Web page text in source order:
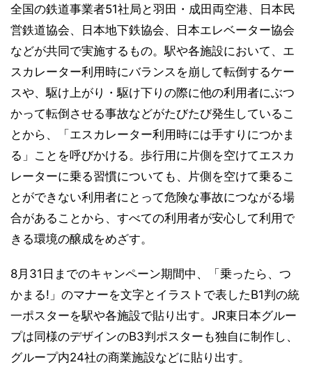
全国の鉄道事業者51社局と羽田・成田両空港、日本民
営鉄道協会、日本地下鉄協会、日本エレベーター協会
などが共同で実施するもの。駅や各施設において、エ
スカレーター利用時にバランスを崩して転倒するケー
スや、駆け上がり・駆け下りの際に他の利用者にぶつ
かって転倒させる事故などがたびたび発生しているこ
とから、「エスカレーター利用時には手すりにつかま
る」ことを呼びかける。歩行用に片側を空けてエスカ
レーターに乗る習慣についても、片側を空けて乗るこ
とができない利用者にとって危険な事故につながる場
合があることから、すべての利用者が安心して利用で
きる環境の醸成をめざす。
8月31日までのキャンペーン期間中、「乗ったら、つ
かまる!」のマナーを文字とイラストで表したB1判の統
一ポスターを駅や各施設で貼り出す。JR東日本グルー
プは同様のデザインのB3判ポスターも独自に制作し、
グループ内24社の商業施設などに貼り出す。